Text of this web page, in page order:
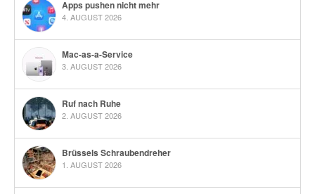
Apps pushen nicht mehr
4. AUGUST 2026
Mac-as-a-Service
3. AUGUST 2026
Ruf nach Ruhe
2. AUGUST 2026
Brüssels Schraubendreher
1. AUGUST 2026